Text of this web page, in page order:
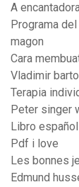
A
Programa
magon
Cara
Vladimir
Terapia
Peter singer
Libro
Pdf i love
Les bonnes
Edmund